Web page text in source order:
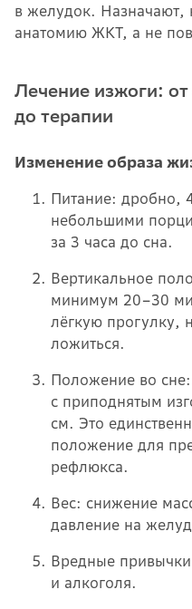
в желудок. Назначают,
анатомию ЖКТ, а не
Лечение изжоги:
до терапии
Изменение образа
Питание: дробно,
небольшими
за 3 часа до сна.
Вертикальное
минимум 20–30
лёгкую прогулку,
ложиться.
Положение во
с приподнятым
см. Это
положение для
рефлюкса.
Вес: снижение
давление на
Вредные
и алкоголя.